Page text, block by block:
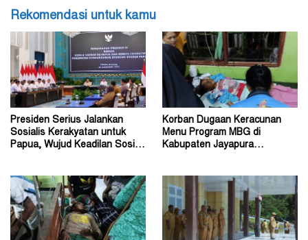
Rekomendasi untuk kamu
Presiden Serius Jalankan
Sosialis Kerakyatan untuk
Papua, Wujud Keadilan Sosial
Korban Dugaan Keracunan
Menu Program MBG di
Kabupaten Jayapura